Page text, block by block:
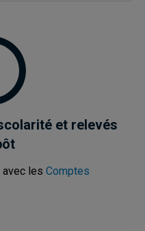
et relevés
avec les Comptes